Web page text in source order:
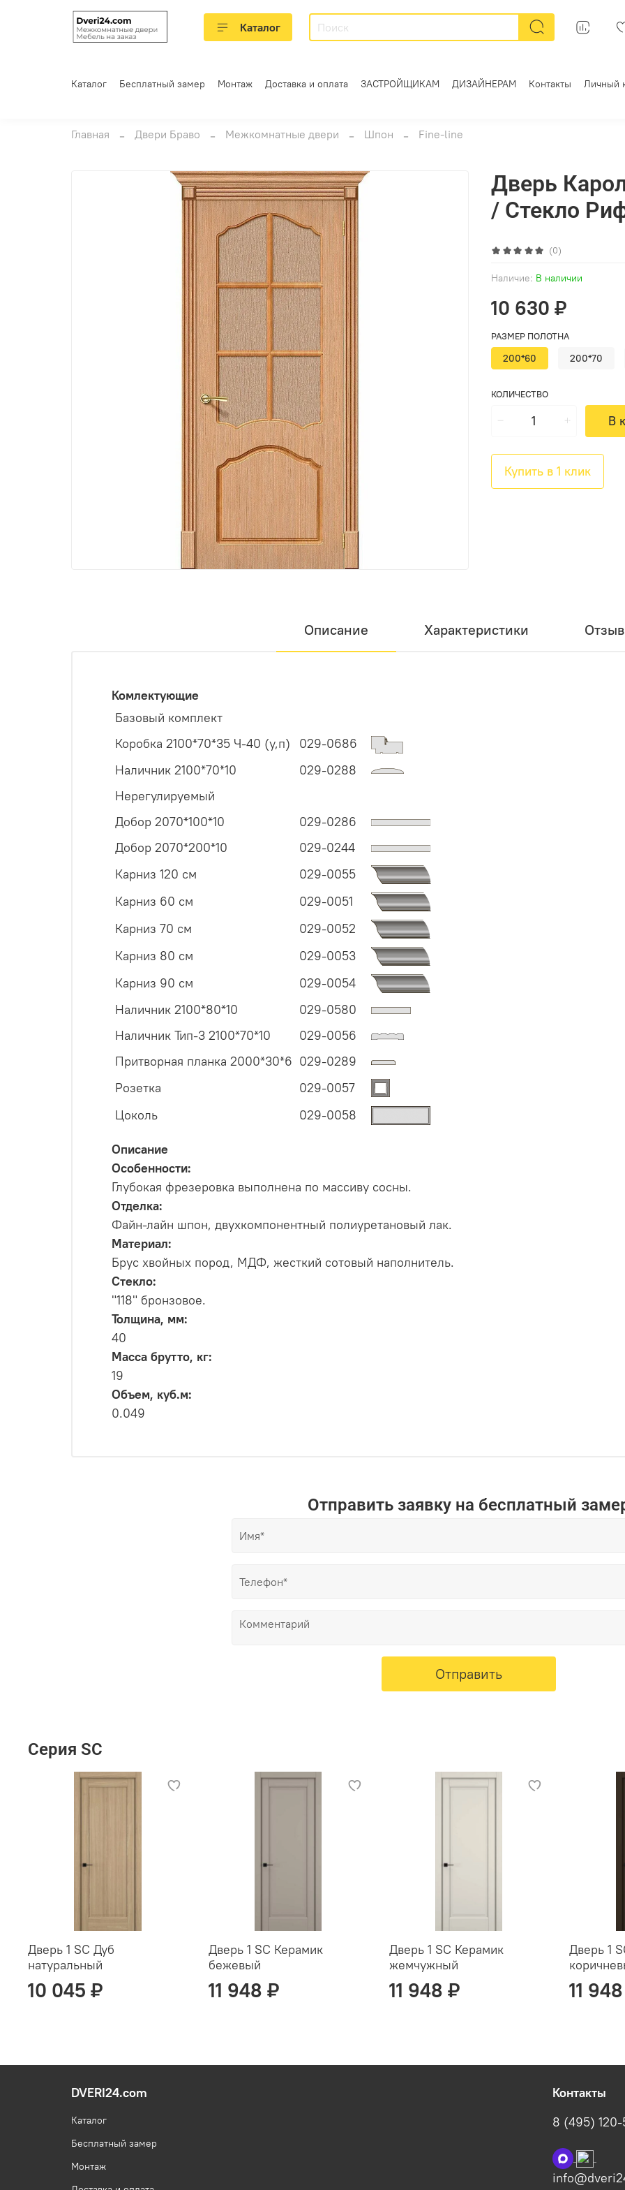
Каталог
Каталог Бесплатный замер Монтаж Доставка и оплата ЗАСТРОЙЩИКАМ ДИЗАЙНЕРАМ Контакты Личный
Главная Двери Браво Межкомнатные двери Шпон Fine-line
(0)
Наличие: В наличии
Дверь
/ Стекло
10 630 ₽
КОЛИЧЕСТВО
В
Купить в 1 клик
РАЗМЕР ПОЛОТНА
200*60 200*70
Описание Характеристики
Комлектующие
Базовый комплект
Коробка 2100*70*35 Ч-40 (у,п)
029-0686
Наличник 2100*70*10
029-0288
Нерегулируемый
Добор 2070*100*10
029-0286
Добор 2070*200*10
029-0244
Карниз 120 см
029-0055
Карниз 60 см
029-0051
Карниз 70 см
029-0052
Карниз 80 см
029-0053
Карниз 90 см
029-0054
Наличник 2100*80*10
029-0580
Наличник Тип-3 2100*70*10
029-0056
Притворная планка 2000*30*6 029-0289
Розетка
029-0057
Цоколь
029-0058
Описание
Особенности:
Глубокая фрезеровка выполнена по массиву сосны.
Отделка:
Файн-лайн шпон, двухкомпонентный полиуретановый лак.
Материал:
Брус хвойных пород, МДФ, жесткий сотовый наполнитель.
Стекло:
"118" бронзовое.
Толщина, мм:
40
Масса брутто, кг:
19
Объем, куб.м:
0.049
Отправить заявку на бесплатный
Отправить
Серия SC
Дверь 1 SC Дуб
натуральный
10 045 ₽
Дверь 1 SC Керамик
бежевый
11 948 ₽
Дверь 1 SC Керамик
жемчужный
11 948 ₽
Дверь 1
11
DVERI24.com
Каталог
Бесплатный замер
Монтаж
Контакты
8 (495)